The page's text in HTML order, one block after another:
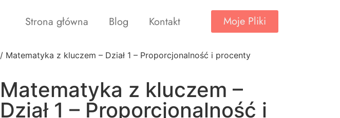
Strona główna Blog Kontakt Moje Pliki
/ Matematyka z kluczem – Dział 1 – Proporcjonalność i procenty
Matematyka z kluczem –
Dział 1 – Proporcjonalność i